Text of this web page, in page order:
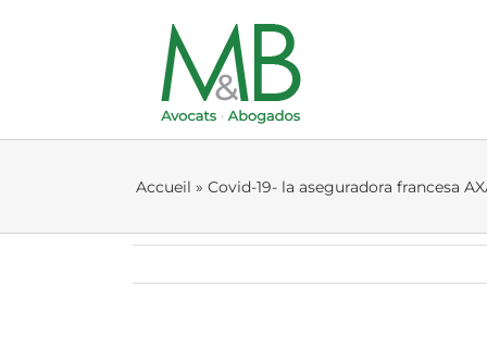
Accueil » Covid-19- la aseguradora francesa